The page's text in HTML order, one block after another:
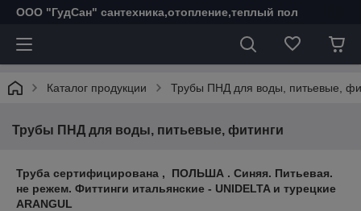
ООО "ГудСан" сантехника,отопление,теплый пол
Каталог продукции Трубы ПНД для воды, питьевые,
Трубы ПНД для воды, питьевые, фитинги
Труба сертифицирована , ПОЛЬША . Синяя. Питьевая.
не режем. Фиттинги итальянские - UNIDELTA и турецкие
ARANGUL